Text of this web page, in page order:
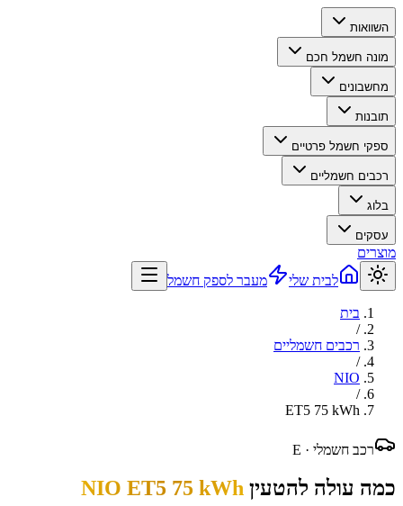
השוואות
מונה חשמל חכם
מחשבונים
תובנות
ספקי חשמל פרטיים
רכבים חשמליים
בלוג
עסקים
מוצרים
לבית שלי
מעבר לספק חשמל
בית
/
רכבים חשמליים
/
NIO
/
ET5 75 kWh
רכב חשמלי · E
כמה עולה להטעין NIO ET5 75 kWh